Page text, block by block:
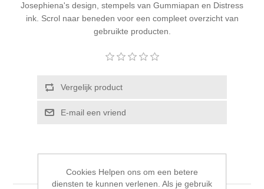
Staedtler
kaarten 2022
Josephiena's design, stempels van Gummiapan en Distress
ink. Scrol naar beneden voor een compleet overzicht van
gebruikte producten.
Vergelijk product
E-mail een vriend
Cookies Helpen ons om een betere
diensten te kunnen verlenen. Als je gebruik